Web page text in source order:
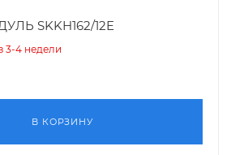
SKKH162/12E
3-4 недели
В КОРЗИНУ